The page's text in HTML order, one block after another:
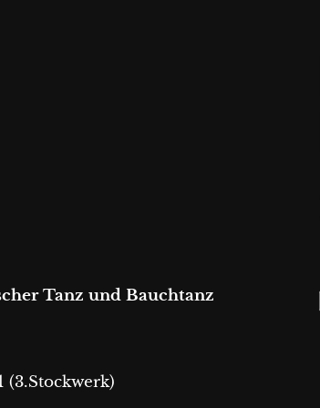
Tanz und Bauchtanz
(3.Stockwerk)